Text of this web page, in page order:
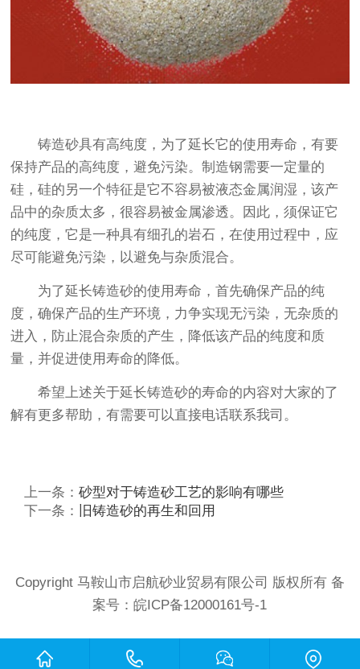
铸造砂具有高纯度，为了延长它的使用寿命，有要
保持产品的高纯度，避免污染。制造钢需要一定量的
硅，硅的另一个特征是它不容易被液态金属润湿，该产
品中的杂质太多，很容易被金属渗透。因此，须保证它
的纯度，它是一种具有细孔的岩石，在使用过程中，应
尽可能避免污染，以避免与杂质混合。
为了延长铸造砂的使用寿命，首先确保产品的纯
度，确保产品的生产环境，力争实现无污染，无杂质的
进入，防止混合杂质的产生，降低该产品的纯度和质
量，并促进使用寿命的降低。
希望上述关于延长铸造砂的寿命的内容对大家的了
解有更多帮助，有需要可以直接电话联系我司。
上一条：砂型对于铸造砂工艺的影响有哪些
下一条：
旧铸造砂的再生和回用
Copyright 马鞍山市启航砂业贸易有限公司 版权所有 备
案号：皖ICP备12000161号-1